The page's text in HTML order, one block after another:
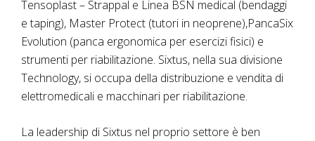
Tensoplast – Strappal e Linea BSN medical (bendaggi
e taping), Master Protect (tutori in neoprene),PancaSix
Evolution (panca ergonomica per esercizi fisici) e
strumenti per riabilitazione. Sixtus, nella sua divisione
Technology, si occupa della distribuzione e vendita di
elettromedicali e macchinari per riabilitazione.
La leadership di Sixtus nel proprio settore è ben